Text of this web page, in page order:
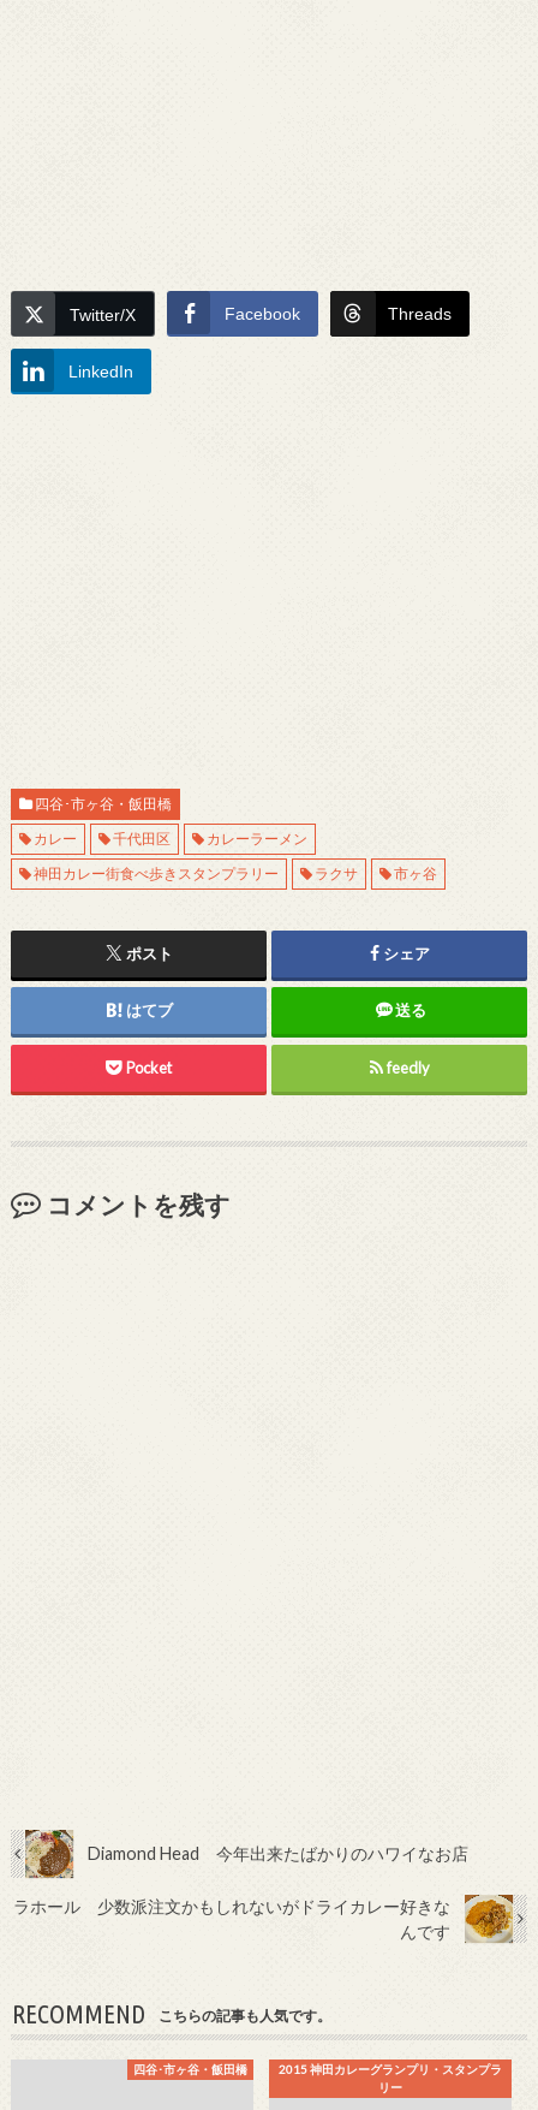
Twitter/X Facebook Threads
LinkedIn
四谷･市ヶ谷・飯田橋
カレー
千代田区
カレーラーメン
神田カレー街食べ歩きスタンプラリー
ラクサ 市ヶ谷
ポスト シェア
はてブ 送る
Pocket feedly
コメントを残す
Diamond Head 今年出来たばかりのハワイなお店
ラホール 少数派注文かもしれないがドライカレー好きな
んです
RECOMMEND こちらの記事も人気です。
四谷･市ヶ谷・飯田橋
2015 神田カレーグランプリ・スタンプラ
リー